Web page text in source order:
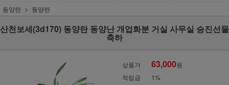
동양란 동양란
산천보세(3d170) 동양란 동양난 개업화분 거실 사무실 승진선물
축하
상품가 63,000원
적립금
1%